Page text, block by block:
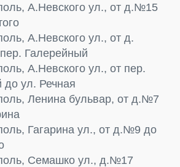
А.Невского ул., от д.№15
А.Невского ул., от д.
Галерейный
А.Невского ул., от пер.
до ул. Речная
Ленина бульвар, от д.№7
Гагарина ул., от д.№9 до
Семашко ул., д.№17